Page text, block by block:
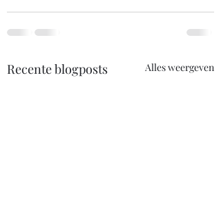
Recente blogposts Alles weergeven